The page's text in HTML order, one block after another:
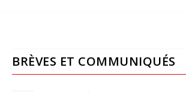
BRÈVES ET COMMUNIQUÉS